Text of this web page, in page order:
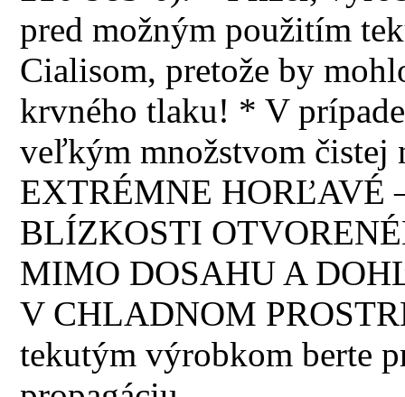
pred možným použitím
Cialisom, pretože by
krvného tlaku! * V
veľkým množstvom čistej
EXTRÉMNE HORĽAVÉ
BLÍZKOSTI
MIMO DOSAHU A
V CHLADNOM
tekutým výrobkom berte